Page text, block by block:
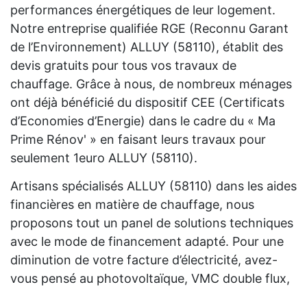
performances énergétiques de leur logement.
Notre entreprise qualifiée RGE (Reconnu Garant
de l’Environnement) ALLUY (58110), établit des
devis gratuits pour tous vos travaux de
chauffage. Grâce à nous, de nombreux ménages
ont déjà bénéficié du dispositif CEE (Certificats
d’Economies d’Energie) dans le cadre du « Ma
Prime Rénov' » en faisant leurs travaux pour
seulement 1euro ALLUY (58110).
Artisans spécialisés ALLUY (58110) dans les aides
financières en matière de chauffage, nous
proposons tout un panel de solutions techniques
avec le mode de financement adapté. Pour une
diminution de votre facture d’électricité, avez-
vous pensé au photovoltaïque, VMC double flux,